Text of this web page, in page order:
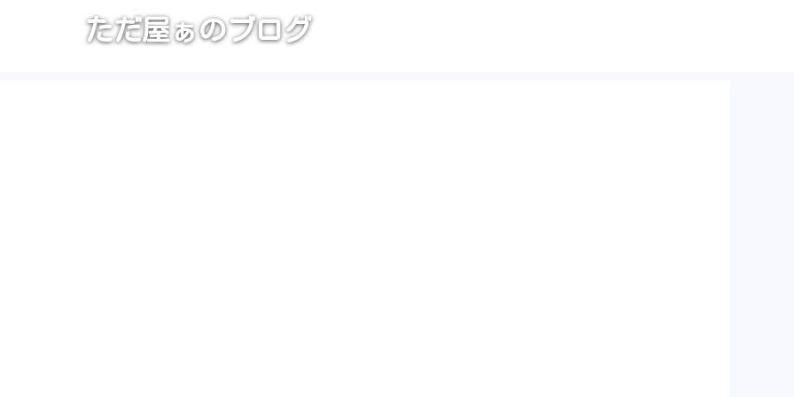
ただ屋ぁのブログ